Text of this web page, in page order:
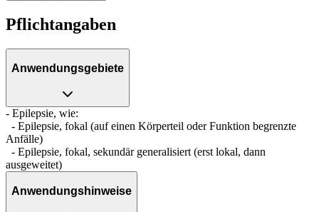
Pflichtangaben
Anwendungsgebiete
- Epilepsie, wie:
- Epilepsie, fokal (auf einen Körperteil oder Funktion begrenzte
Anfälle)
- Epilepsie, fokal, sekundär generalisiert (erst lokal, dann
ausgeweitet)
Anwendungshinweise